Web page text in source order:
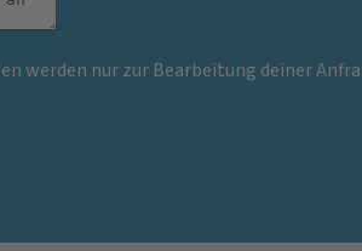
werden nur zur Bearbeitung deiner